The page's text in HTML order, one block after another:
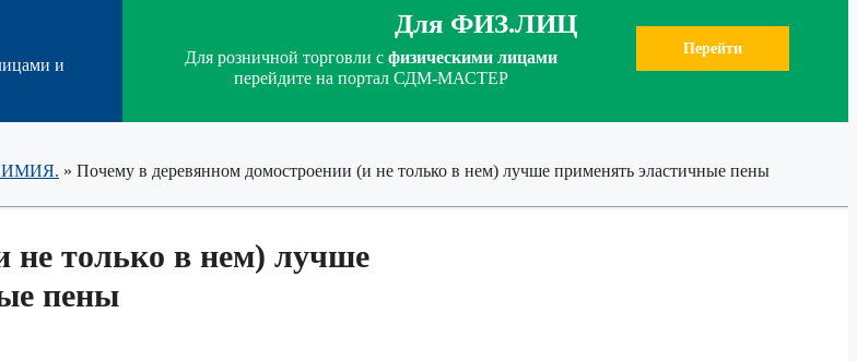
и
Для ФИЗ.ЛИЦ
Для розничной торговли сфизическими лицами
перейдите на портал СДМ-МАСТЕР
Перейти
ХИМИЯ. » Почему в деревянном домостроении (и не только в нем) лучше применять эластичные пены
не только в нем) лучше
пены